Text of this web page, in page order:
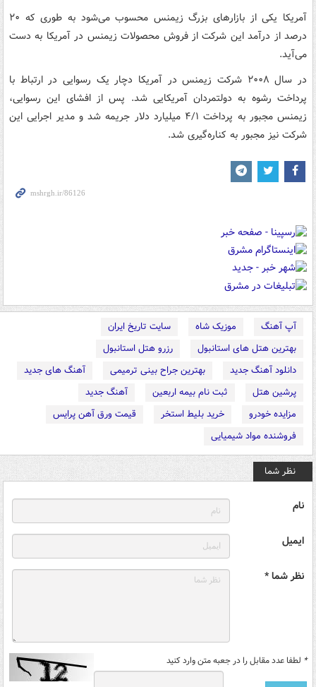
آمریکا یکی از بازارهای بزرگ زیمنس محسوب می‌شود به طوری که ‌٢٠
درصد از درآمد این شرکت از فروش محصولات زیمنس در آمریکا به دست
می‌آید.
در سال ‌٢٠٠٨ شرکت زیمنس در آمریکا دچار یک رسوایی در ارتباط با
پرداخت رشوه به دولتمردان آمریکایی شد. پس از افشای این رسوایی،
زیمنس مجبور به پرداخت ‌۴/١ میلیارد دلار جریمه شد و مدیر اجرایی این
شرکت نیز مجبور به کناره‌گیری شد.
آپ آهنگ موزیک شاه
سایت تاریخ ایران
بهترین هتل های استانبول
رزرو هتل استانبول
دانلود آهنگ جدید
بهترین جراح بینی ترمیمی
آهنگ های جدید
پرشین هتل
ثبت نام بیمه اربعین
آهنگ جدید
مزایده خودرو
خرید بلیط استخر
قیمت ورق آهن پرایس
فروشنده مواد شیمیایی
نظر شما
نام
ایمیل
نظر شما *
* لطفا عدد مقابل را در جعبه متن وارد کنید